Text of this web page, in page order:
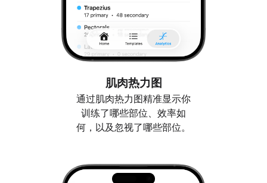
肌肉热力图
通过肌肉热力图精准显示你
训练了哪些部位、效率如
何，以及忽视了哪些部位。